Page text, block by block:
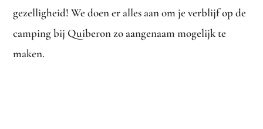
gezelligheid! We doen er alles aan om je verblijf op de
camping bij Quiberon zo aangenaam mogelijk te
maken.